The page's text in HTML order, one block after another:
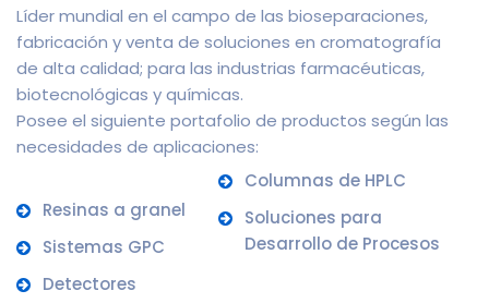
Líder mundial en el campo de las bioseparaciones,
fabricación y venta de soluciones en cromatografía
de alta calidad; para las industrias farmacéuticas,
biotecnológicas y químicas.
Posee el siguiente portafolio de productos según las
necesidades de aplicaciones:
Resinas a granel
Sistemas GPC
Detectores
Columnas de HPLC
Soluciones para
Desarrollo de Procesos